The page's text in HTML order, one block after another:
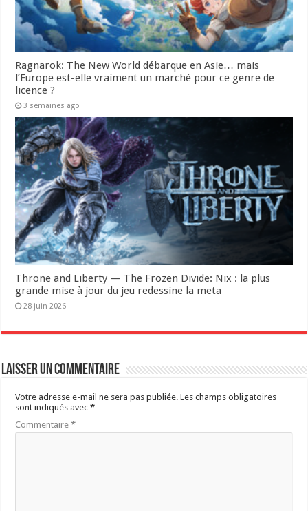
Ragnarok: The New World débarque en Asie… mais
l’Europe est-elle vraiment un marché pour ce genre de
licence ?
3 semaines ago
Throne and Liberty — The Frozen Divide: Nix : la plus
grande mise à jour du jeu redessine la meta
28 juin 2026
Laisser un commentaire
Votre adresse e-mail ne sera pas publiée. Les champs obligatoires
sont indiqués avec*
Commentaire*